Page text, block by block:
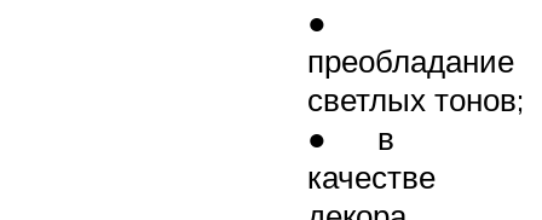
●
преобладание
светлых тонов;
● в
качестве